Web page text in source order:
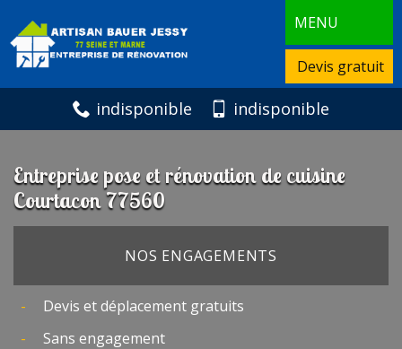
MENU
Devis gratuit
indisponible indisponible
Entreprise pose et rénovation de cuisine
Courtacon 77560
NOS ENGAGEMENTS
Devis et déplacement gratuits
Sans engagement